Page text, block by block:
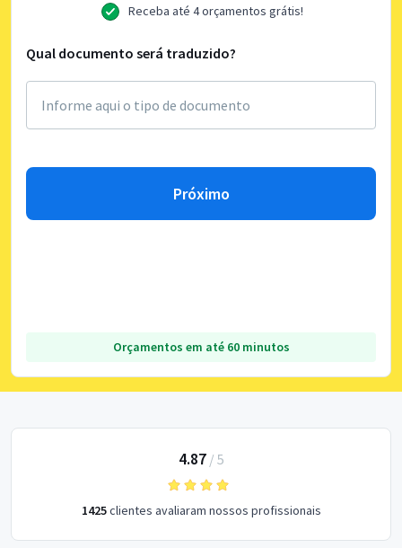
Receba até 4 orçamentos grátis!
Qual documento será traduzido?
Próximo
Orçamentos em até 60 minutos
4.87/ 5
1425clientes avaliaram nossos profissionais